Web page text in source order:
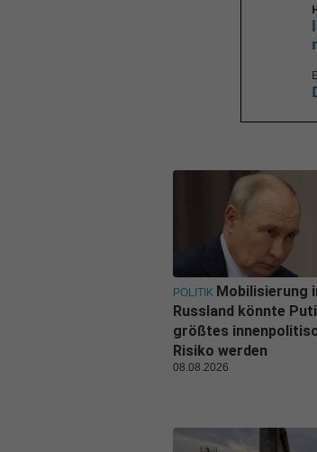
POLITIK Mobilisierung
Russland könnte
größtes
Risiko werden
08.08.2026